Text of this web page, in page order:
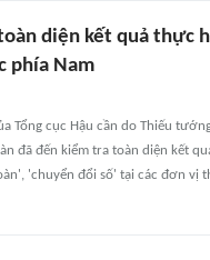
diện kết quả thực
phía Nam
Tổng cục Hậu cần do Thiếu
đã đến kiểm tra toàn diện kết
'chuyển đổi số' tại các đơn vị